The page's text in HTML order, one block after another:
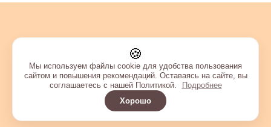
🍪
Мы используем файлы cookie для удобства пользования
сайтом и повышения рекомендаций. Оставаясь на сайте, вы
соглашаетесь с нашей Политикой.
Подробнее
Хорошо